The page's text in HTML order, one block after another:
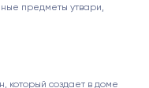
предметы утвари,
который создает в доме